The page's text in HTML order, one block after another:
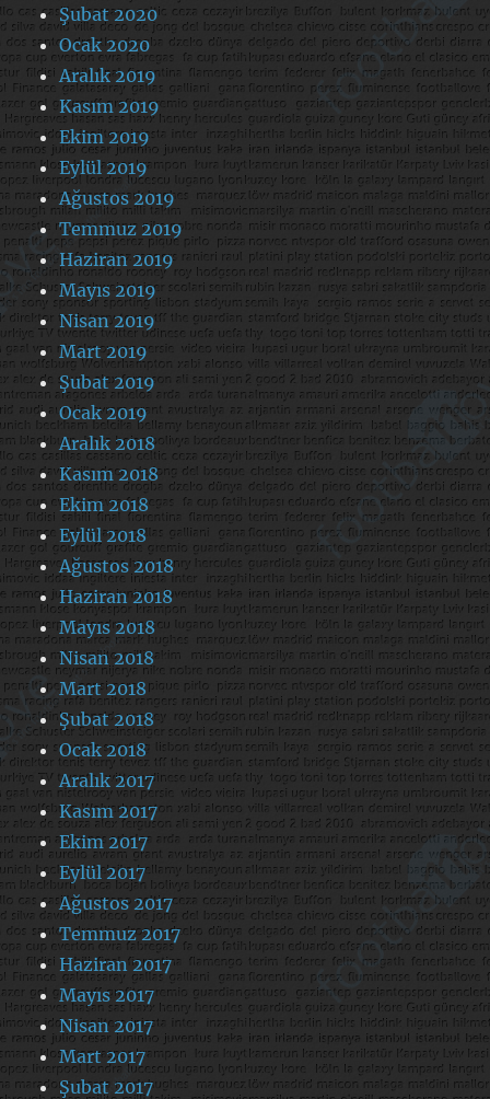
Şubat 2020
Ocak 2020
Aralık 2019
Kasım 2019
Ekim 2019
Eylül 2019
Ağustos 2019
Temmuz 2019
Haziran 2019
Mayıs 2019
Nisan 2019
Mart 2019
Şubat 2019
Ocak 2019
Aralık 2018
Kasım 2018
Ekim 2018
Eylül 2018
Ağustos 2018
Haziran 2018
Mayıs 2018
Nisan 2018
Mart 2018
Şubat 2018
Ocak 2018
Aralık 2017
Kasım 2017
Ekim 2017
Eylül 2017
Ağustos 2017
Temmuz 2017
Haziran 2017
Mayıs 2017
Nisan 2017
Mart 2017
Şubat 2017